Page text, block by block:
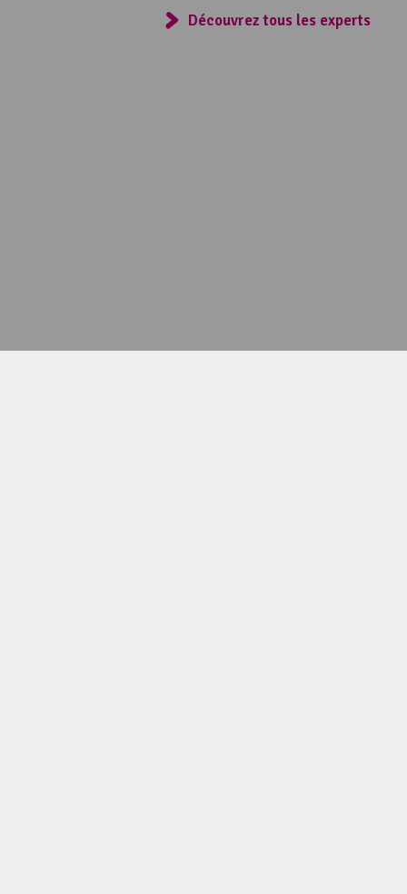
Découvrez tous les experts